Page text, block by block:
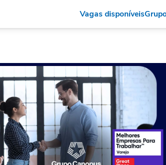
Vagas disponíveis